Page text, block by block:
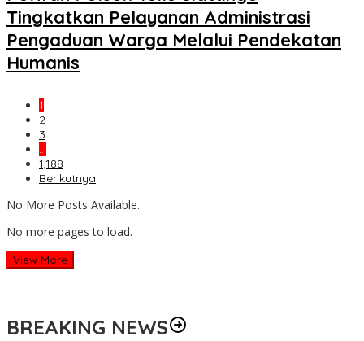
Tingkatkan Pelayanan Administrasi
Pengaduan Warga Melalui Pendekatan
Humanis
1
2
3
…
1,188
Berikutnya
No More Posts Available.
No more pages to load.
View More
BREAKING NEWS